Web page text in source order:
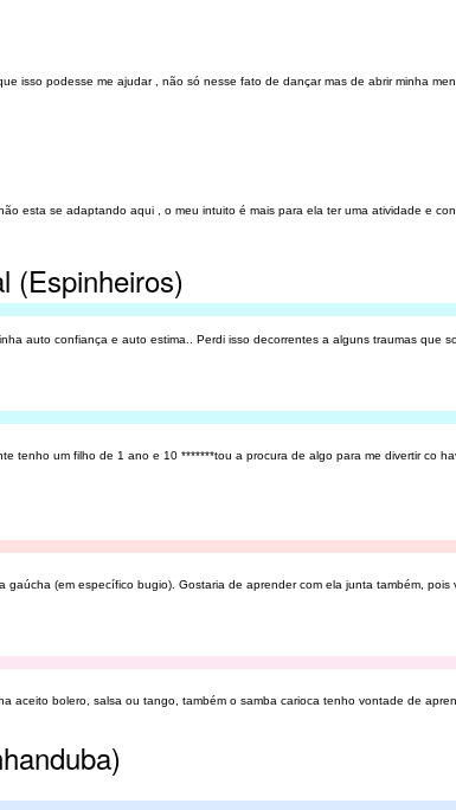
isso podesse me ajudar , não só nesse fato de dançar mas de abrir minha
esta se adaptando aqui , o meu intuito é mais para ela ter uma atividade e
(Espinheiros)
auto confiança e auto estima.. Perdi isso decorrentes a alguns traumas que
tenho um filho de 1 ano e 10 *******tou a procura de algo para me divertir co
(em específico bugio). Gostaria de aprender com ela junta também, pois
aceito bolero, salsa ou tango, também o samba carioca tenho vontade de